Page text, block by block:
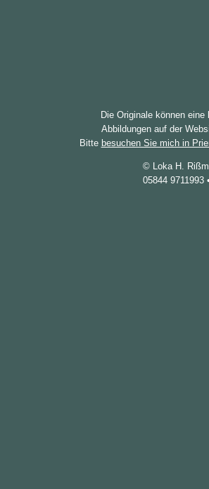
Die Originale können
Abbildungen auf der
Bitte besuchen Sie mich in
© Loka H.
05844 9711993